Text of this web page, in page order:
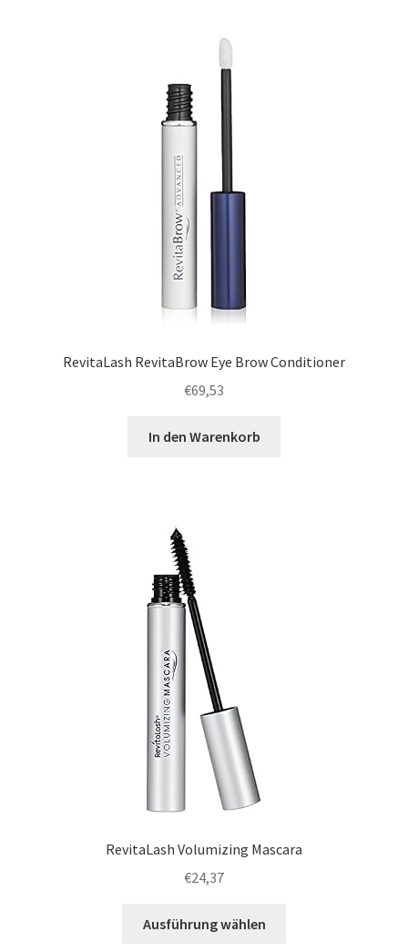
RevitaLash RevitaBrow Eye Brow Conditioner
€69,53
In den Warenkorb
RevitaLash Volumizing Mascara
€24,37
Ausführung wählen